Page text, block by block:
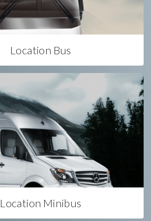
Location Bus
Location Minibus